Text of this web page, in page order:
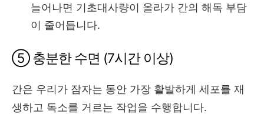
늘어나면 기초대사량이 올라가 간의 해독 부담
이 줄어듭니다.
⑤ 충분한 수면 (7시간 이상)
간은 우리가 잠자는 동안 가장 활발하게 세포를 재
생하고 독소를 거르는 작업을 수행합니다.